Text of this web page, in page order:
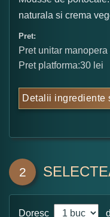
naturala si crema
Pret:
Pret unitar
Pret platforma:30 lei
Detalii ingrediente
2
Doresc